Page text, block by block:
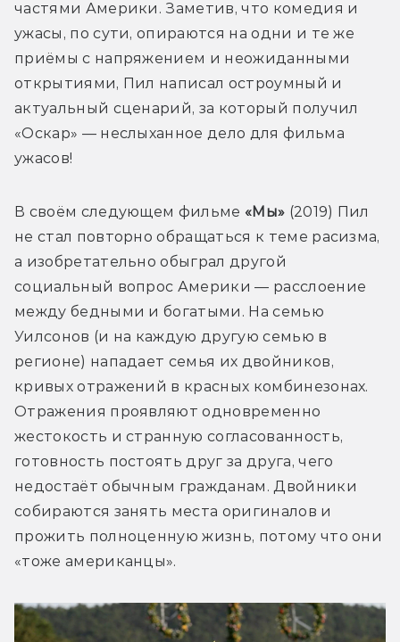
частями Америки. Заметив, что комедия и
ужасы, по сути, опираются на одни и те же
приёмы с напряжением и неожиданными
открытиями, Пил написал остроумный и
актуальный сценарий, за который получил
«Оскар» — неслыханное дело для фильма
ужасов!
В своём следующем фильме «Мы» (2019) Пил
не стал повторно обращаться к теме расизма,
а изобретательно обыграл другой
социальный вопрос Америки — расслоение
между бедными и богатыми. На семью
Уилсонов (и на каждую другую семью в
регионе) нападает семья их двойников,
кривых отражений в красных комбинезонах.
Отражения проявляют одновременно
жестокость и странную согласованность,
готовность постоять друг за друга, чего
недостаёт обычным гражданам. Двойники
собираются занять места оригиналов и
прожить полноценную жизнь, потому что они
«тоже американцы».